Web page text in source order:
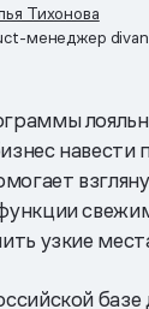
Тихонова
менеджер
навести
узкие
базе